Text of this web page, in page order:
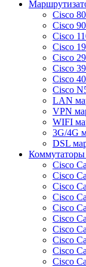
Cisco
Cisco
Cisco
Cisco
Cisco
Cisco
Cisco
Cisco
LAN
VPN
WIFI
3G/4G
DSL
Коммутаторы
Cisco
Cisco
Cisco
Cisco
Cisco
Cisco
Cisco
Cisco
Cisco
Cisco